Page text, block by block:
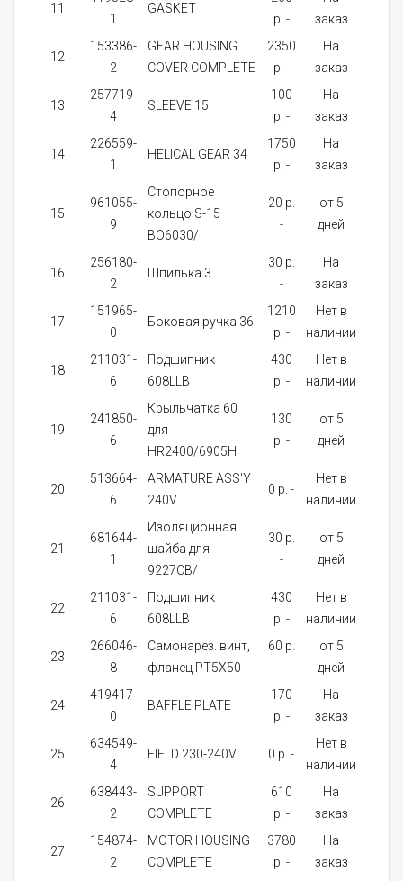
11
1
GASKET
p. -
заказ
12
153386-
2
GEAR HOUSING
COVER COMPLETE
2350
p. -
На
заказ
13
257719-
4
SLEEVE 15
100
p. -
На
заказ
14
226559-
1
HELICAL GEAR 34
1750
p. -
На
заказ
15
961055-
9
Стопорное
кольцо S-15
BO6030/
20 p.
-
от 5
дней
16
256180-
2
Шпилька 3
30 p.
-
На
заказ
17
151965-
0
Боковая ручка 36
1210
p. -
Нет в
наличии
18
211031-
6
Подшипник
608LLB
430
p. -
Нет в
наличии
19
241850-
6
Крыльчатка 60
для
HR2400/6905H
130
p. -
от 5
дней
20
513664-
6
ARMATURE ASS'Y
240V
0 p. -
Нет в
наличии
21
681644-
1
Изоляционная
шайба для
9227CB/
30 p.
-
от 5
дней
22
211031-
6
Подшипник
608LLB
430
p. -
Нет в
наличии
23
266046-
8
Самонарез. винт,
фланец PT5X50
60 p.
-
от 5
дней
24
419417-
0
BAFFLE PLATE
170
p. -
На
заказ
25
634549-
4
FIELD 230-240V 0 p. -
Нет в
наличии
26
638443-
2
SUPPORT
COMPLETE
610
p. -
На
заказ
27
154874-
2
MOTOR HOUSING
COMPLETE
3780
p. -
На
заказ